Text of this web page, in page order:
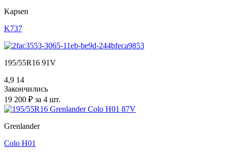
Kapsen
K737
195/55R16 91V
4,9 14
Закончились
19 200 ₽ за 4 шт.
Grenlander
Colo H01